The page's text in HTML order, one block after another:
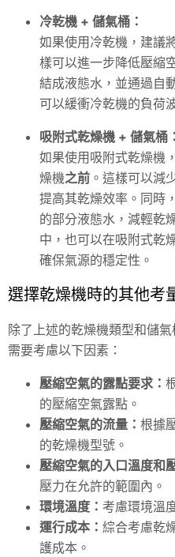
冷乾機 + 儲氣桶：
如果使用冷乾機，建議
樣可以進一步降低壓縮
結成液態水，並通過自
可以緩衝冷乾機的負荷
吸附式乾燥機 + 儲氣桶：
如果使用吸附式乾燥機
燥機之前 。這樣可以減
提高其乾燥效率。同時
的部分液態水，減輕乾
中，也可以在吸附式乾
確保氣源的穩定性。
選擇乾燥機時的其他考
除了上述的乾燥機類型和儲
需要考慮以下因素：
壓縮空氣的露點要求：
的壓縮空氣露點。
壓縮空氣的流量： 根據
的乾燥機型號。
壓縮空氣的入口溫度和
壓力在允許的範圍內。
環境溫度： 考慮環境溫
運行成本： 綜合考慮乾
護成本。